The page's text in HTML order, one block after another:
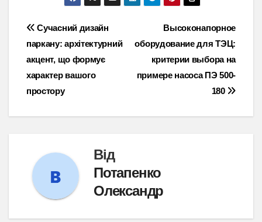
Навігація
записів
Высоконапорное
оборудование для ТЭЦ:
критерии выбора на
примере насоса ПЭ 500-
180
Сучасний дизайн
паркану: архітектурний
акцент, що формує
характер вашого
простору
Від
Потапенко
Олександр